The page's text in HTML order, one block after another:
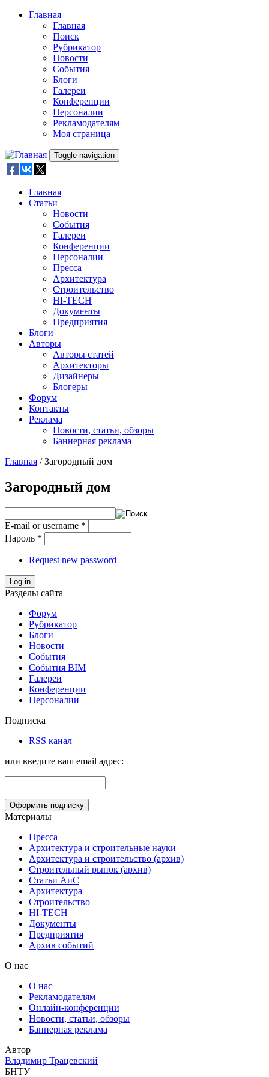
Skip to main content
Главная
Главная
Поиск
Рубрикатор
Новости
События
Блоги
Галереи
Конференции
Персоналии
Рекламодателям
Моя страница
Toggle navigation
Главная
Статьи
Новости
События
Галереи
Конференции
Персоналии
Пресса
Архитектура
Строительство
HI-TECH
Документы
Предприятия
Блоги
Авторы
Авторы статей
Архитекторы
Дизайнеры
Блогеры
Форум
Контакты
Реклама
Новости, статьи, обзоры
Баннерная реклама
Главная / Загородный дом
Загородный дом
E-mail or username *
Пароль *
Request new password
Log in
Разделы сайта
Форум
Рубрикатор
Блоги
Новости
События
События BIM
Галереи
Конференции
Персоналии
Подписка
RSS канал
или введите ваш email адрес:
Материалы
Пресса
Архитектура и строительные науки
Архитектура и строительство (архив)
Строительный рынок (архив)
Статьи АиС
Архитектура
Строительство
HI-TECH
Документы
Предприятия
Архив событий
О нас
О нас
Рекламодателям
Онлайн-конференции
Новости, статьи, обзоры
Баннерная реклама
Автор
Владимир Трацевский
БНТУ